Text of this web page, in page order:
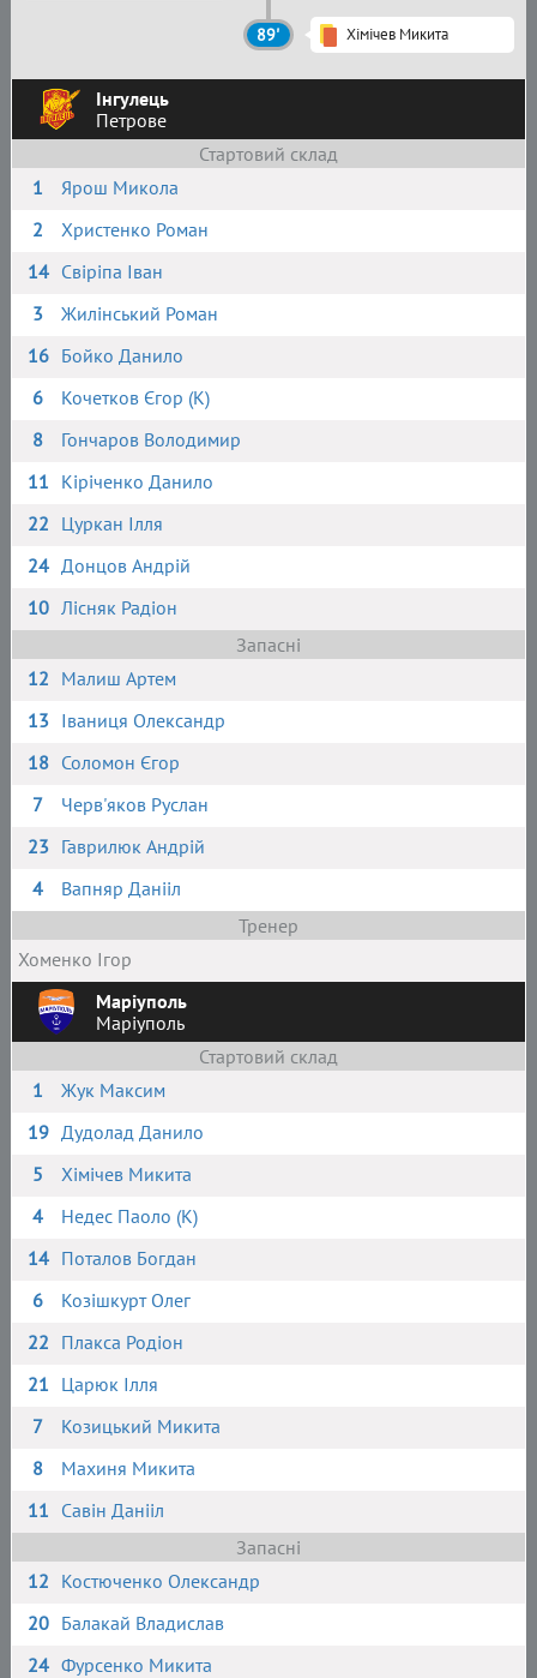
Інгулець
Петрове
Стартовий склад
1
Ярош Микола
2
Христенко Роман
14 Свіріпа Іван
3
Жилінський Роман
16 Бойко Данило
6
Кочетков Єгор (К)
8
Гончаров Володимир
11 Кіріченко Данило
22 Цуркан Ілля
24 Донцов Андрій
10 Лісняк Радіон
Запасні
12 Малиш Артем
13 Іваниця Олександр
18 Соломон Єгор
7
Черв'яков Руслан
23 Гаврилюк Андрій
4
Вапняр Данііл
Тренер
Хоменко Ігор
89' Хімічев Микита
Маріуполь
Маріуполь
Стартовий склад
1
Жук Максим
19 Дудолад Данило
5
Хімічев Микита
4
Недес Паоло (К)
14 Поталов Богдан
6
Козішкурт Олег
22 Плакса Родіон
21 Царюк Ілля
7
Козицький Микита
8
Махиня Микита
11 Савін Данііл
Запасні
12 Костюченко Олександр
20 Балакай Владислав
24 Фурсенко Микита